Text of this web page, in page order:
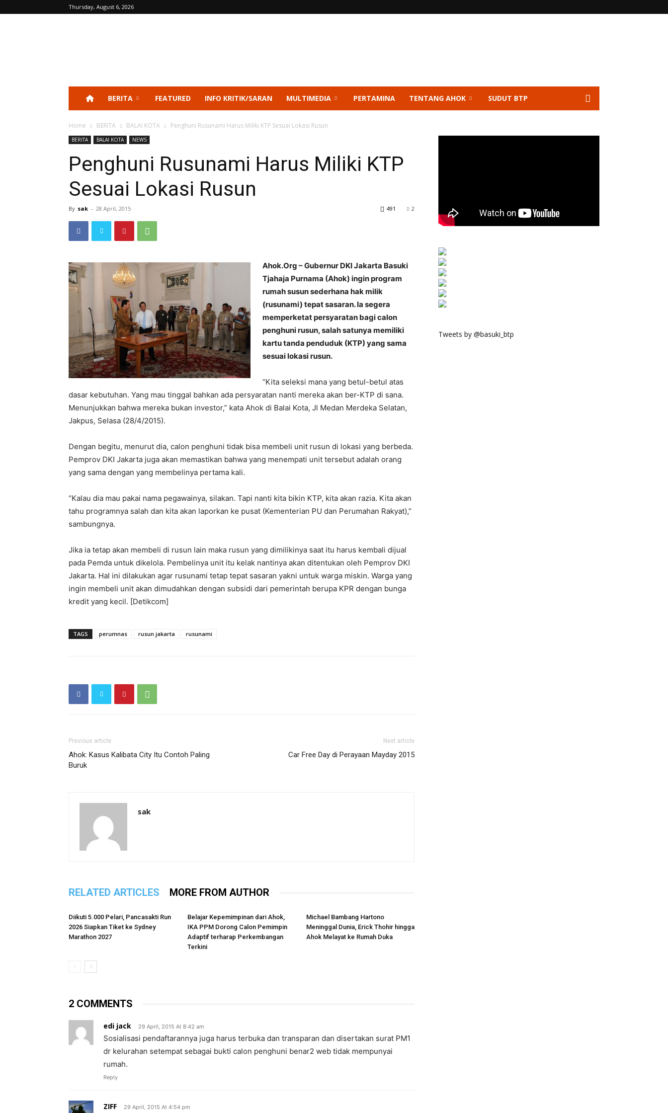
Thursday, August 6, 2026
BERITA FEATURED INFO KRITIK/SARAN MULTIMEDIA PERTAMINA TENTANG AHOK SUDUT BTP
Home BERITA BALAI KOTA Penghuni Rusunami Harus Miliki KTP Sesuai Lokasi Rusun
BERITA BALAI KOTA NEWS
Penghuni Rusunami Harus Miliki KTP
Sesuai Lokasi Rusun
By sak - 28 April, 2015 2
491
Ahok.Org – Gubernur DKI Jakarta Basuki
Tjahaja Purnama (Ahok) ingin program
rumah susun sederhana hak milik
(rusunami) tepat sasaran. Ia segera
memperketat persyaratan bagi calon
penghuni rusun, salah satunya memiliki
kartu tanda penduduk (KTP) yang sama
sesuai lokasi rusun.
“‎Kita seleksi mana yang betul-betul atas
dasar kebutuhan. Yang mau tinggal bahkan ada persyaratan nanti mereka akan ber-KTP di sana.
Menunjukkan bahwa mereka bukan investor,” kata Ahok di Balai Kota, Jl Medan Merdeka Selatan,
Jakpus, Selasa (28/4/2015).
Dengan begitu, menurut dia, calon penghuni tidak bisa membeli unit rusun di lokasi yang berbeda.
Pemprov DKI Jakarta juga akan memastikan bahwa yang menempati unit tersebut adalah orang
yang sama dengan yang membelinya pertama kali.
“‎Kalau dia mau pakai nama pegawainya, silakan. Tapi nanti kita bikin KTP, kita akan razia. Kita akan
tahu programnya salah dan kita akan laporkan ke pusat (Kementerian PU dan Perumahan Rakyat),”
sambungnya.
Jika ia tetap akan membeli di rusun lain maka rusun yang dimilikinya saat itu harus kembali dijual
pada Pemda untuk dikelola. Pembelinya unit itu kelak nantinya akan ditentukan oleh Pemprov DKI
Jakarta. Hal ini dilakukan agar rusunami tetap tepat sasaran yakni untuk warga miskin. Warga yang
ingin membeli unit akan dimudahkan dengan subsidi dari pemerintah berupa KPR dengan bunga
kredit yang kecil. [Detikcom]
TAGS perumnas rusun jakarta rusunami
Previous article
Ahok: Kasus Kalibata City Itu Contoh Paling
Buruk
Next article
Car Free Day di Perayaan Mayday 2015
sak
RELATED ARTICLES MORE FROM AUTHOR
Diikuti 5.000 Pelari, Pancasakti Run
2026 Siapkan Tiket ke Sydney
Marathon 2027
Belajar Kepemimpinan dari Ahok,
IKA PPM Dorong Calon Pemimpin
Adaptif terharap Perkembangan
Terkini
Michael Bambang Hartono
Meninggal Dunia, Erick Thohir hingga
Ahok Melayat ke Rumah Duka
2 COMMENTS
edi jack 29 April, 2015 At 8:42 am
Sosialisasi pendaftarannya juga harus terbuka dan transparan dan disertakan surat PM1
dr kelurahan setempat sebagai bukti calon penghuni benar2 web tidak mempunyai
rumah.
Reply
ZIFF 29 April, 2015 At 4:54 pm
Tweets by @basuki_btp